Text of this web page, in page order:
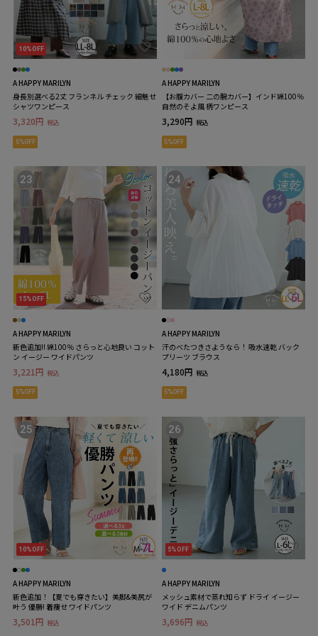
10%OFF
A HAPPY MARILYN
身長別選べる2丈 フランネル チェック 細魅せ
シャツワンピース
3,320円 税込
5%OFF
A HAPPY MARILYN
【お腹カバー 二の腕カバー】インド綿100％
自然のそよ風 柄ワンピース
3,290円 税込
5%OFF
15%OFF
23
A HAPPY MARILYN
新色追加!! 綿100％ さらっと心地良い コット
ン イージー ワイドパンツ
3,221円 税込
5%OFF
24
A HAPPY MARILYN
汗のべたつきさようなら！ 吸水速乾 バック
プリーツ ブラウス
4,180円 税込
5%OFF
10%OFF
25
A HAPPY MARILYN
新色追加！【夏でも穿きたい】美脚&美尻が
叶う 優勝! 着痩せ ワイドパンツ
3,501円 税込
5%OFF
26
A HAPPY MARILYN
メッシュ素材で蒸れ知らず ドライ イージー
ワイド デニムパンツ
3,696円 税込